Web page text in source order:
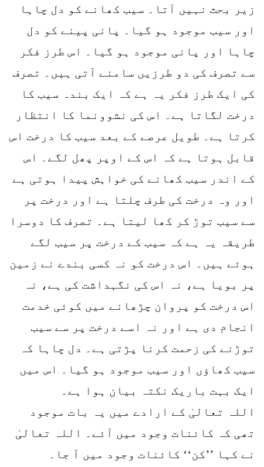
زیر بحث نہیں آتا۔ سیب کھانے کو دل چاہا
اور سیب موجود ہو گیا۔ پانی پینے کو دل
چاہا اور پانی موجود ہو گیا۔ اس طرز فکر
سے تصرف کی دو طرزیں سامنے آتی ہیں۔ تصرف
کی ایک طرز فکر یہ ہے کہ ایک بندہ سیب کا
درخت لگاتا ہے۔ اس کی نشوونما کا انتظار
کرتا ہے۔ طویل عرصے کے بعد سیب کا درخت اس
قابل ہوتا ہے کہ اس کے اوپر پھل لگے۔ اس
کے اندر سیب کھانے کی خواہش پیدا ہوتی ہے
اور وہ درخت کی طرف چلتا ہے اور درخت پر
سے سیب توڑ کر کھا لیتا ہے۔ تصرف کا دوسرا
طریقہ یہ ہے کہ سیب کے درخت پر سیب لگے
ہوئے ہیں۔ اس درخت کو نہ کسی بندے نے زمین
پر بویا ہے، نہ اس کی نگہداشت کی ہے، نہ
اس درخت کو پروان چڑھانے میں کوئی خدمت
انجام دی ہے اور نہ اسے درخت پر سے سیب
توڑنے کی زحمت کرنا پڑتی ہے۔ دل چاہا کہ
سیب کھاؤں اور سیب موجود ہو گیا۔ اس میں
ایک بہت باریک نکتہ بیان ہوا ہے۔
اللہ تعالیٰ کے ارادے میں یہ بات موجود
تھی کہ کائنات وجود میں آئے۔ اللہ تعالیٰ
نے کہا ’’کن‘‘ کائنات وجود میں آ جا۔